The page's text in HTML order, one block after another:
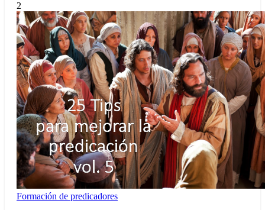
2
Formación de predicadores